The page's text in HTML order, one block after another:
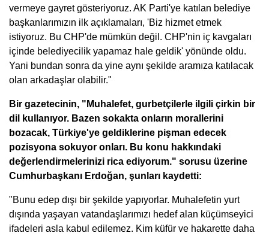
vermeye gayret gösteriyoruz. AK Parti'ye katılan belediye
başkanlarımızın ilk açıklamaları, 'Biz hizmet etmek
istiyoruz. Bu CHP'de mümkün değil. CHP'nin iç kavgaları
içinde belediyecilik yapamaz hale geldik' yönünde oldu.
Yani bundan sonra da yine aynı şekilde aramıza katılacak
olan arkadaşlar olabilir."
Bir gazetecinin, "Muhalefet, gurbetçilerle ilgili çirkin bir
dil kullanıyor. Bazen sokakta onların morallerini
bozacak, Türkiye'ye geldiklerine pişman edecek
pozisyona sokuyor onları. Bu konu hakkındaki
değerlendirmelerinizi rica ediyorum." sorusu üzerine
Cumhurbaşkanı Erdoğan, şunları kaydetti:
"Bunu edep dışı bir şekilde yapıyorlar. Muhalefetin yurt
dışında yaşayan vatandaşlarımızı hedef alan küçümseyici
ifadeleri asla kabul edilemez. Kim küfür ve hakarette daha